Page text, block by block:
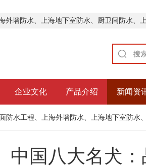
外墙防水、上海地下室防水、厨卫间防水、
企业文化 产品介绍 新闻资
防水工程、上海外墙防水、上海地下室防水
中国八大名犬